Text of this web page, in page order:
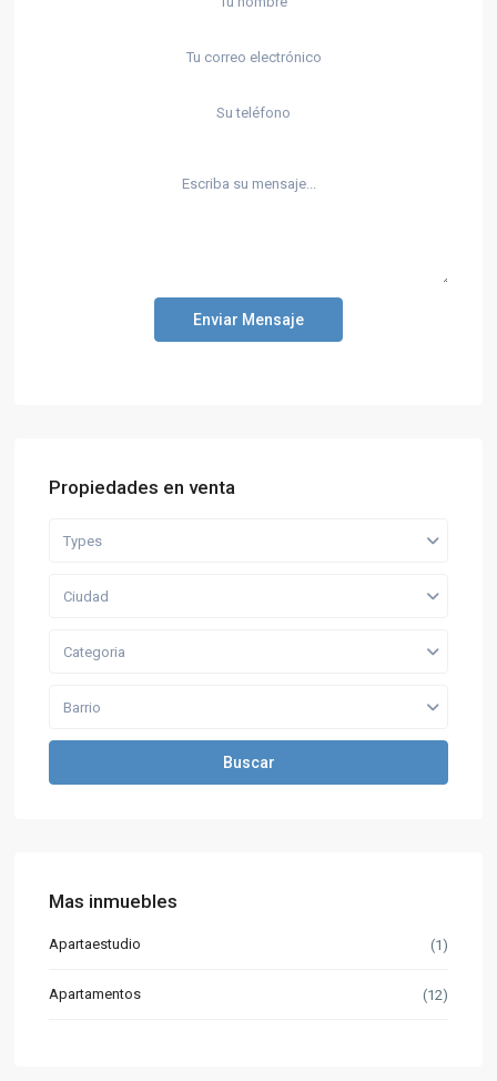
Enviar Mensaje
Propiedades en venta
Types
Ciudad
Categoria
Barrio
Buscar
Mas inmuebles
Apartaestudio (1)
Apartamentos (12)